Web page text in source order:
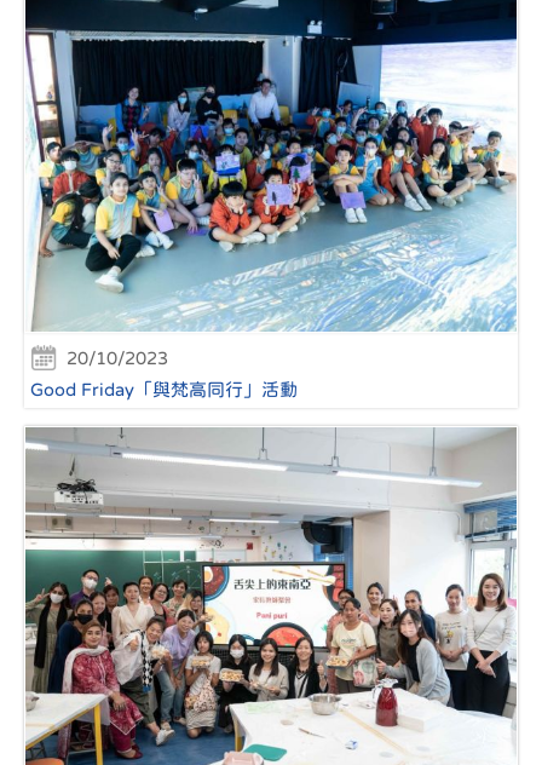
20/10/2023
Good Friday「與梵高同行」活動